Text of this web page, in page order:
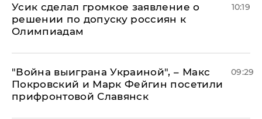
Усик сделал громкое заявление о
решении по допуску россиян к
Олимпиадам
10:19
"Война выиграна Украиной", – Макс
Покровский и Марк Фейгин посетили
прифронтовой Славянск
09:29